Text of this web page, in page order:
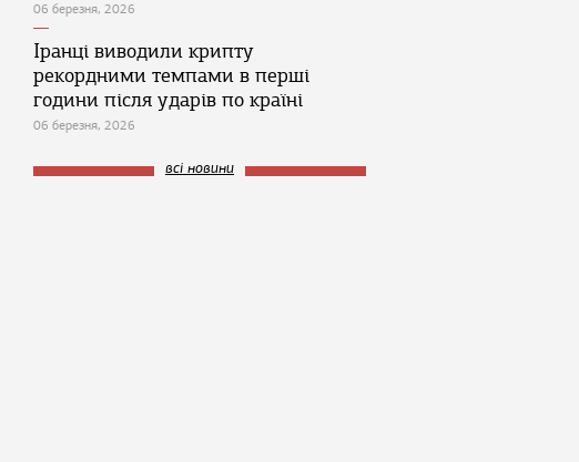
06 березня, 2026
Іранці виводили крипту
рекордними темпами в перші
години після ударів по країні
06 березня, 2026
всі новини